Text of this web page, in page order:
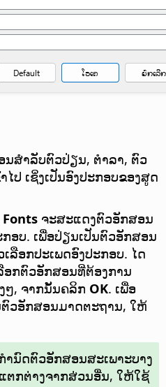
ສຳລັບຕົວປ່ຽນ, ຕຳລາ, ຕົວ
ປ ເຊິ່ງເປັນອົງປະກອບຂອງສູດ
Fonts ຈະສະແດງຕົວອັກສອນ
ອບ. ເພື່ອປ່ຽນເປັນຕົວອັກສອນ
ລືອກປະເພດອົງປະກອບ. ໄດ
ກຕົວອັກສອນທີ່ຕ້ອງການ
ໆ, ຈາກນັ້ນຄລິກ OK. ເພື່ອ
ວອັກສອນມາດຕະຖານ, ໃຫ້
ນົດຕົວອັກສອນສະເພາະບາງ
ຕກຕ່າງຈາກສ່ວນອື່ນ, ໃຫ້ໃຊ້